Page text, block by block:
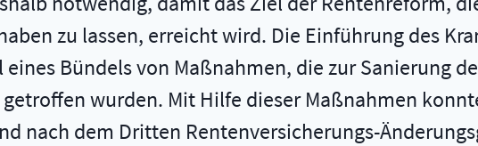
zu lassen, erreicht wird. Die Einführung des
Bündels von Maßnahmen, die zur Sanierung
getroffen wurden. Mit Hilfe dieser Maßnahmen
nach dem Dritten Rentenversicherungs-